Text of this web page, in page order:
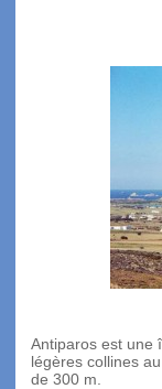
Antiparos est une
légères collines
de 300 m.